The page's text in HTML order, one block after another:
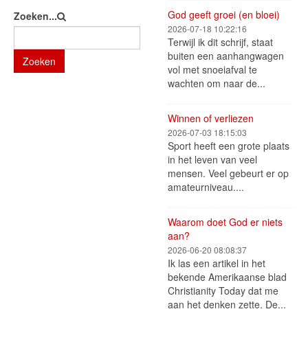
Zoeken...
Zoeken
God geeft groei (en bloei)
2026-07-18 10:22:16
Terwijl ik dit schrijf, staat
buiten een aanhangwagen
vol met snoeiafval te
wachten om naar de...
Winnen of verliezen
2026-07-03 18:15:03
Sport heeft een grote plaats
in het leven van veel
mensen. Veel gebeurt er op
amateurniveau....
Waarom doet God er niets
aan?
2026-06-20 08:08:37
Ik las een artikel in het
bekende Amerikaanse blad
Christianity Today dat me
aan het denken zette. De...